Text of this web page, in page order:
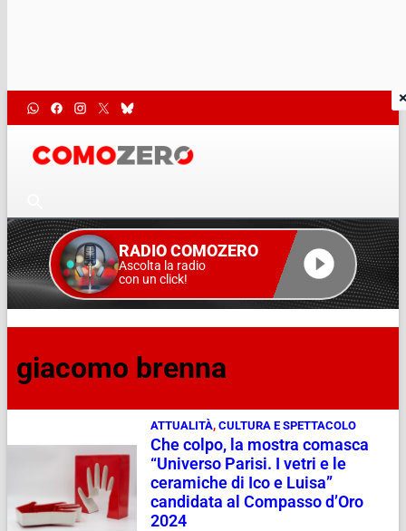
RADIO COMOZERO
Ascolta la radio
con un click!
giacomo brenna
ATTUALITÀ, CULTURA E SPETTACOLO
Che colpo, la mostra comasca
“Universo Parisi. I vetri e le
ceramiche di Ico e Luisa”
candidata al Compasso d’Oro
2024